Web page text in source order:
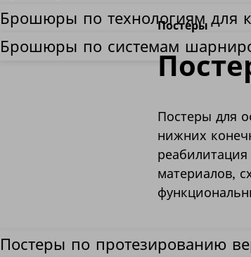
Брошюры по технологиям для
Брошюры по системам
Постеры
Постеры для
нижних
материалов,
Постеры по протезированию